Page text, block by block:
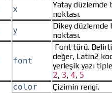
x
Yatay düzlemde
noktası.
y
Dikey düzlemde
noktası.
font
Font türü.
değer, Latin2
yerleşik yazı
2, 3, 4, 5
color Çizimin rengi.